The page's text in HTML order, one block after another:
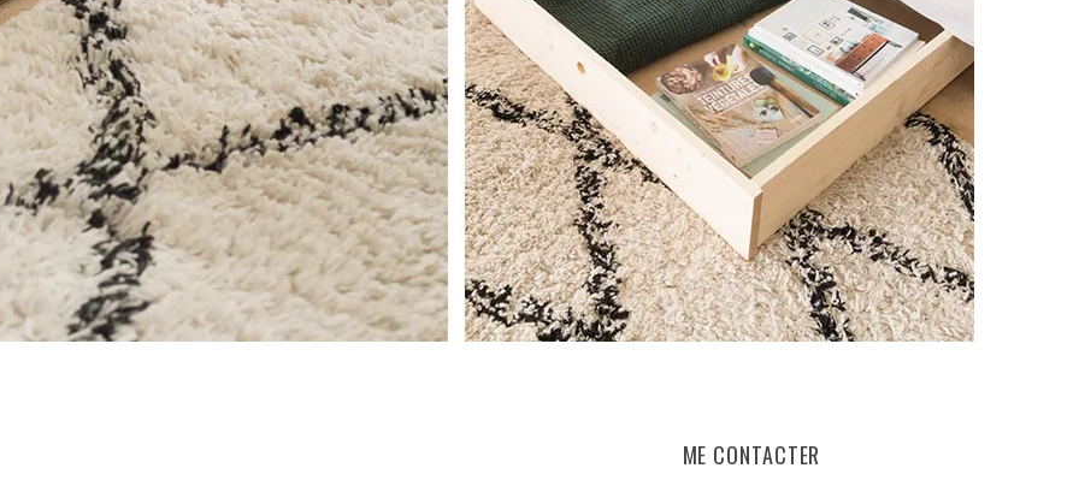
ME CONTACTER